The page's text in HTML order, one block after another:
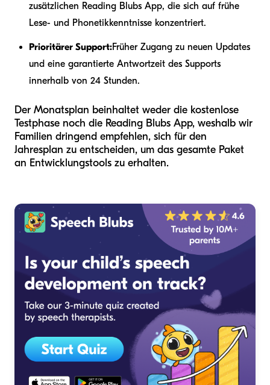
zusätzlichen Reading Blubs App, die sich auf frühe
Lese- und Phonetikkenntnisse konzentriert.
Prioritärer Support:Früher Zugang zu neuen Updates
und eine garantierte Antwortzeit des Supports
innerhalb von 24 Stunden.
Der Monatsplan beinhaltet weder die kostenlose
Testphase noch die Reading Blubs App, weshalb wir
Familien dringend empfehlen, sich für den
Jahresplan zu entscheiden, um das gesamte Paket
an Entwicklungstools zu erhalten.